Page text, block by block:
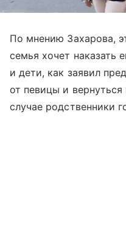
По мнению Захарова,
семья хочет наказать
и дети, как заявил
от певицы и
случае родственники